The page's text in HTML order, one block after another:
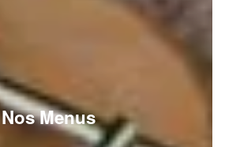
Nos Menus